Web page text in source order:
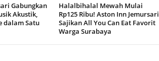
Gabungkan
Akustik,
dalam Satu
Halalbihalal Mewah Mulai
Rp125 Ribu! Aston Inn Jemursari
Sajikan All You Can Eat Favorit
Warga Surabaya